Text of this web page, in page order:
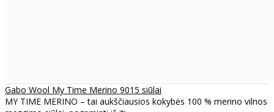
Gabo Wool My Time Merino 9015 siūlai
MY TIME MERINO – tai aukščiausios kokybės 100 % merino vilnos